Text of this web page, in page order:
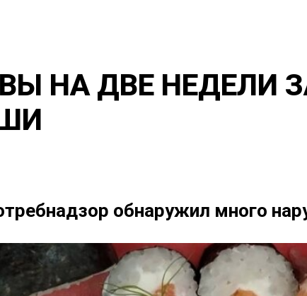
НА ДВЕ НЕДЕЛИ
обнаружил много